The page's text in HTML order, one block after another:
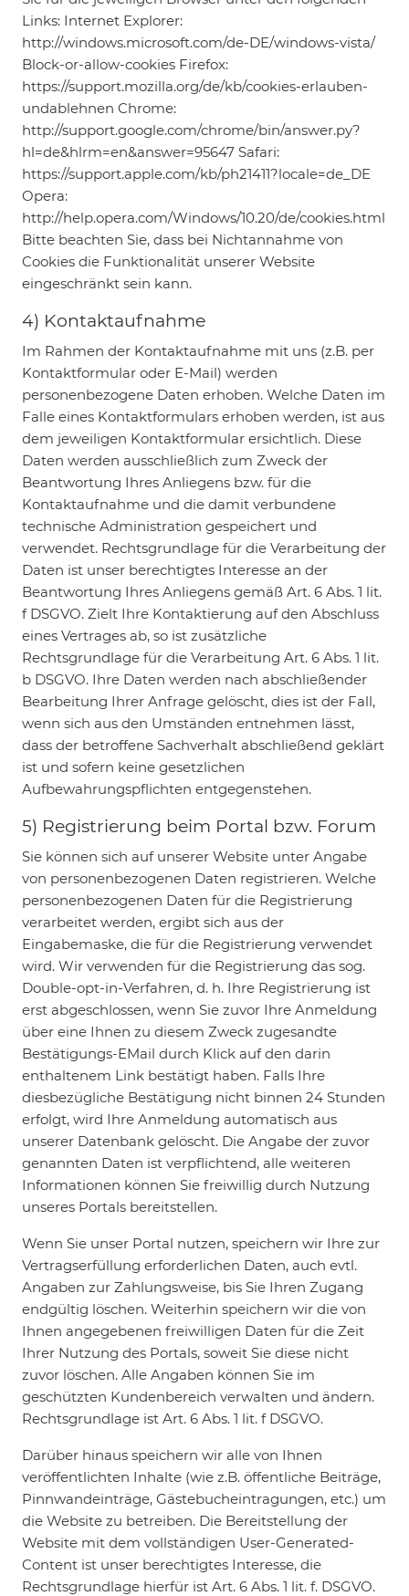
Links: Internet Explorer:
http://windows.microsoft.com/de-DE/windows-vista/
Block-or-allow-cookies Firefox:
https://support.mozilla.org/de/kb/cookies-erlauben-
undablehnen Chrome:
http://support.google.com/chrome/bin/answer.py?
hl=de&hlrm=en&answer=95647 Safari:
https://support.apple.com/kb/ph21411?locale=de_DE
Opera:
http://help.opera.com/Windows/10.20/de/cookies.html
Bitte beachten Sie, dass bei Nichtannahme von
Cookies die Funktionalität unserer Website
eingeschränkt sein kann.
4) Kontaktaufnahme
Im Rahmen der Kontaktaufnahme mit uns (z.B. per
Kontaktformular oder E-Mail) werden
personenbezogene Daten erhoben. Welche Daten im
Falle eines Kontaktformulars erhoben werden, ist aus
dem jeweiligen Kontaktformular ersichtlich. Diese
Daten werden ausschließlich zum Zweck der
Beantwortung Ihres Anliegens bzw. für die
Kontaktaufnahme und die damit verbundene
technische Administration gespeichert und
verwendet. Rechtsgrundlage für die Verarbeitung der
Daten ist unser berechtigtes Interesse an der
Beantwortung Ihres Anliegens gemäß Art. 6 Abs. 1 lit.
f DSGVO. Zielt Ihre Kontaktierung auf den Abschluss
eines Vertrages ab, so ist zusätzliche
Rechtsgrundlage für die Verarbeitung Art. 6 Abs. 1 lit.
b DSGVO. Ihre Daten werden nach abschließender
Bearbeitung Ihrer Anfrage gelöscht, dies ist der Fall,
wenn sich aus den Umständen entnehmen lässt,
dass der betroffene Sachverhalt abschließend geklärt
ist und sofern keine gesetzlichen
Aufbewahrungspflichten entgegenstehen.
5) Registrierung beim Portal bzw. Forum
Sie können sich auf unserer Website unter Angabe
von personenbezogenen Daten registrieren. Welche
personenbezogenen Daten für die Registrierung
verarbeitet werden, ergibt sich aus der
Eingabemaske, die für die Registrierung verwendet
wird. Wir verwenden für die Registrierung das sog.
Double-opt-in-Verfahren, d. h. Ihre Registrierung ist
erst abgeschlossen, wenn Sie zuvor Ihre Anmeldung
über eine Ihnen zu diesem Zweck zugesandte
Bestätigungs-EMail durch Klick auf den darin
enthaltenem Link bestätigt haben. Falls Ihre
diesbezügliche Bestätigung nicht binnen 24 Stunden
erfolgt, wird Ihre Anmeldung automatisch aus
unserer Datenbank gelöscht. Die Angabe der zuvor
genannten Daten ist verpflichtend, alle weiteren
Informationen können Sie freiwillig durch Nutzung
unseres Portals bereitstellen.
Wenn Sie unser Portal nutzen, speichern wir Ihre zur
Vertragserfüllung erforderlichen Daten, auch evtl.
Angaben zur Zahlungsweise, bis Sie Ihren Zugang
endgültig löschen. Weiterhin speichern wir die von
Ihnen angegebenen freiwilligen Daten für die Zeit
Ihrer Nutzung des Portals, soweit Sie diese nicht
zuvor löschen. Alle Angaben können Sie im
geschützten Kundenbereich verwalten und ändern.
Rechtsgrundlage ist Art. 6 Abs. 1 lit. f DSGVO.
Darüber hinaus speichern wir alle von Ihnen
veröffentlichten Inhalte (wie z.B. öffentliche Beiträge,
Pinnwandeinträge, Gästebucheintragungen, etc.) um
die Website zu betreiben. Die Bereitstellung der
Website mit dem vollständigen User-Generated-
Content ist unser berechtigtes Interesse, die
Rechtsgrundlage hierfür ist Art. 6 Abs. 1 lit. f. DSGVO.